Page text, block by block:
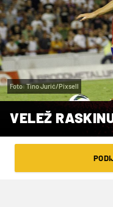
Foto: Tino Jurić/Pixsell
VELEŽ
VRIJEME ČITANJA: 2MIN |